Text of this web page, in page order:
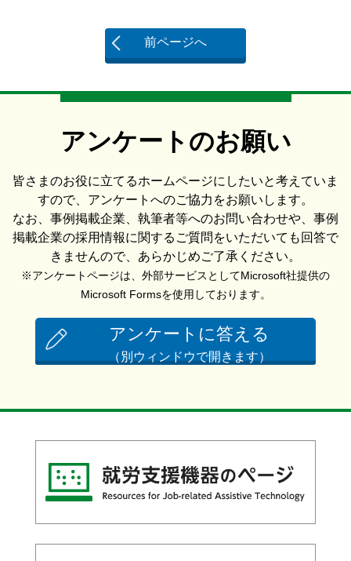
前ページへ
アンケートのお願い
皆さまのお役に立てるホームページにしたいと考えていま
すので、アンケートへのご協力をお願いします。
なお、事例掲載企業、執筆者等へのお問い合わせや、事例
掲載企業の採用情報に関するご質問をいただいても回答で
きませんので、あらかじめご了承ください。
※アンケートページは、外部サービスとしてMicrosoft社提供の
Microsoft Formsを使用しております。
アンケートに答える
（別ウィンドウで開きます）